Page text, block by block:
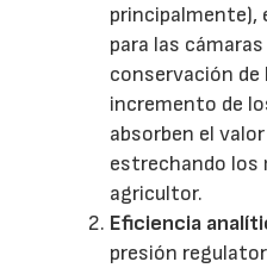
principalmente),
para las
conservación de
incremento de
absorben el
estrechando los
agricultor.
Eficiencia
presión